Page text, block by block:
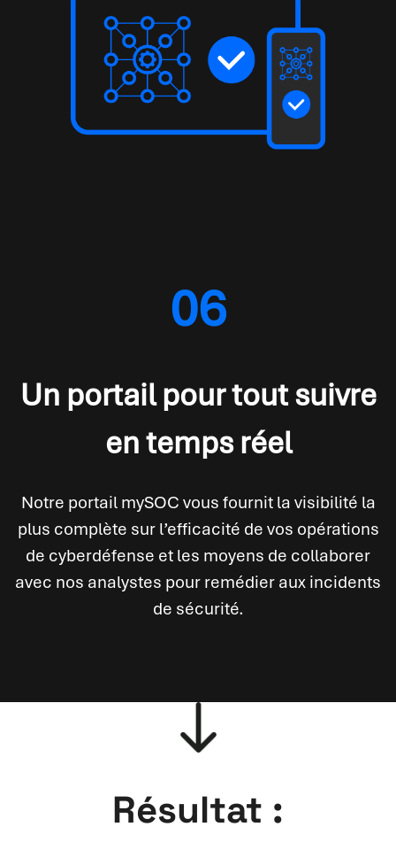
06
Un portail pour tout suivre
en temps réel
Notre portail mySOC vous fournit la visibilité la
plus complète sur l’efficacité de vos opérations
de cyberdéfense et les moyens de collaborer
avec nos analystes pour remédier aux incidents
de sécurité.
Résultat :